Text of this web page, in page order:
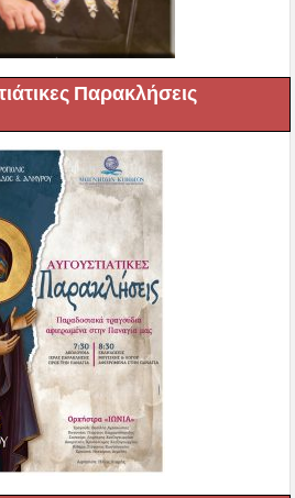
Παρακλήσεις